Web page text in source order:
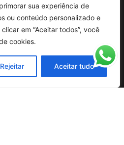
sua experiência de
ou conteúdo personalizado e
em “Aceitar todos”, você
cookies.
Rejeitar Aceitar tudo
(19) 99717-
3940
(19) 3255-
3940
bgf@bgfadvogados.com.br